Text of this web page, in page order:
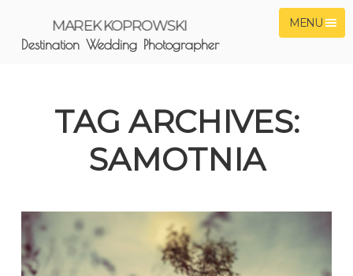
MENU
MAREK KOPROWSKI
Destination Wedding Photographer
TAG ARCHIVES:
SAMOTNIA